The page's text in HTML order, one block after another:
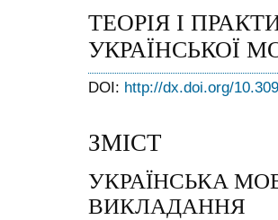
ТЕОРІЯ І
УКРАЇНСЬКОЇ
DOI: http://dx.doi.org/
ЗМІСТ
УКРАЇНСЬКА
ВИКЛАДАННЯ